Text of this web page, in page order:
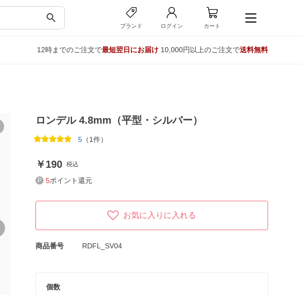
search
ブランド ログイン カート
12時までのご注文で最短翌日にお届け10,000円以上のご注文で送料無料
ロンデル 4.8mm（平型・シルバー）
5（1件）
190 税込
5ポイント還元
お気に入りに入れる
商品番号 RDFL_SV04
個数